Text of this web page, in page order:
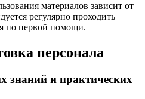
материалов зависит от
регулярно проходить
по первой помощи.
персонала
знаний и практических